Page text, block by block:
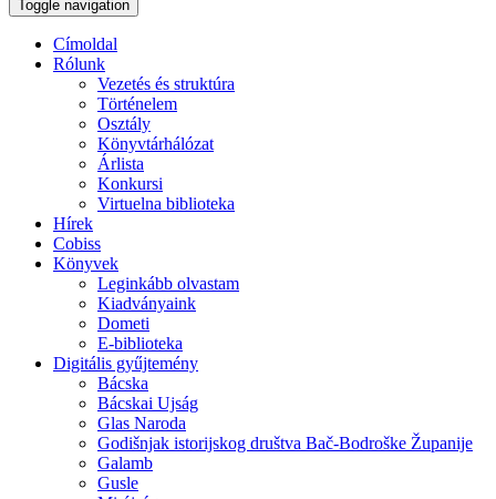
Toggle navigation
Címoldal
Rólunk
Vezetés és struktúra
Történelem
Osztály
Könyvtárhálózat
Árlista
Konkursi
Virtuelna biblioteka
Hírek
Cobiss
Könyvek
Leginkább olvastam
Kiadványaink
Dometi
E-biblioteka
Digitális gyűjtemény
Bácska
Bácskai Ujság
Glas Naroda
Godišnjak istorijskog društva Bač-Bodroške Županije
Galamb
Gusle